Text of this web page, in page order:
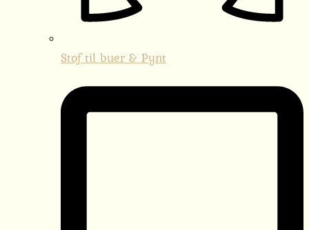
Stof til buer & Pynt